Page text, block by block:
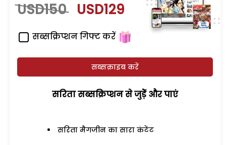
USD150 USD129
सब्सक्रिप्शन गिफ्ट करें
सब्सक्राइब करें
सरिता सब्सक्रिप्शन से जुड़ेें और पाएं
सरिता मैगजीन का सारा कंटेंट